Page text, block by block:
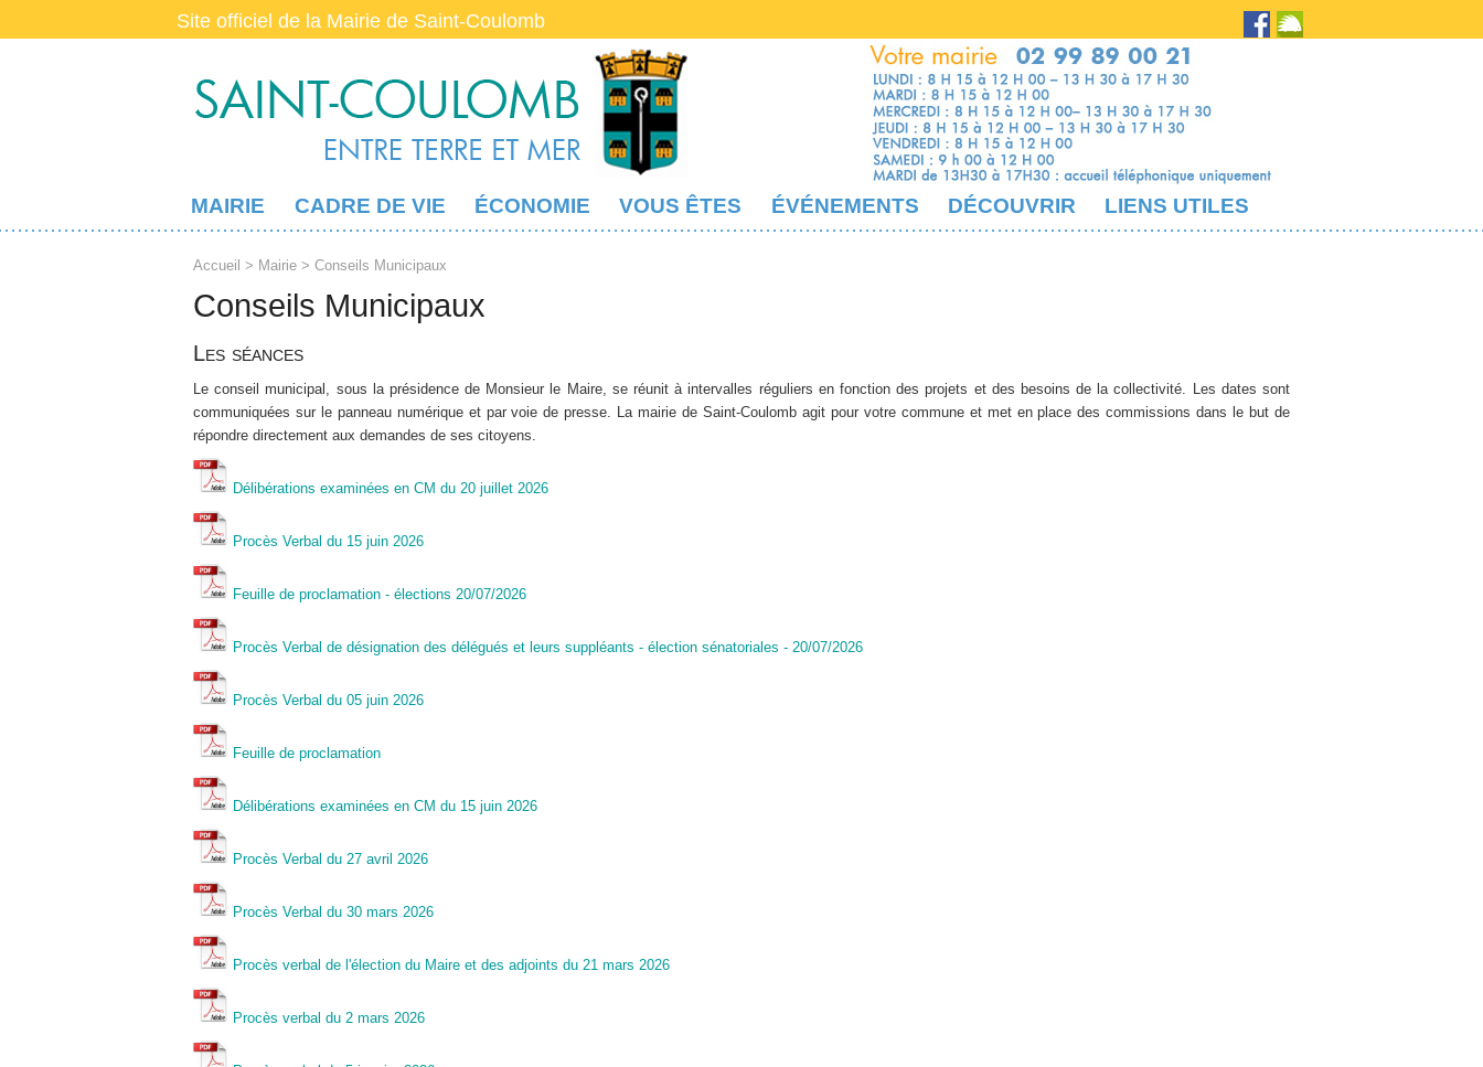
Site officiel de la Mairie de Saint-Coulomb
MAIRIE CADRE DE VIE ÉCONOMIE VOUS ÊTES ÉVÉNEMENTS DÉCOUVRIR LIENS UTILES
Accueil > Mairie > Conseils Municipaux
Conseils Municipaux
Les séances
Le conseil municipal, sous la présidence de Monsieur le Maire, se réunit à intervalles réguliers en fonction des projets et des besoins de la collectivité. Les dates sont
communiquées sur le panneau numérique et par voie de presse. La mairie de Saint-Coulomb agit pour votre commune et met en place des commissions dans le but de
répondre directement aux demandes de ses citoyens.
Délibérations examinées en CM du 20 juillet 2026
Procès Verbal du 15 juin 2026
Feuille de proclamation - élections 20/07/2026
Procès Verbal de désignation des délégués et leurs suppléants - élection sénatoriales - 20/07/2026
Procès Verbal du 05 juin 2026
Feuille de proclamation
Délibérations examinées en CM du 15 juin 2026
Procès Verbal du 27 avril 2026
Procès Verbal du 30 mars 2026
Procès verbal de l'élection du Maire et des adjoints du 21 mars 2026
Procès verbal du 2 mars 2026